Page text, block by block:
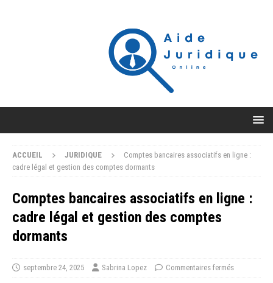
ACCUEIL JURIDIQUE
Comptes bancaires associatifs en ligne :
cadre légal et gestion des comptes dormants
Comptes bancaires associatifs en ligne :
cadre légal et gestion des comptes
dormants
septembre 24, 2025 Sabrina Lopez Commentaires fermés